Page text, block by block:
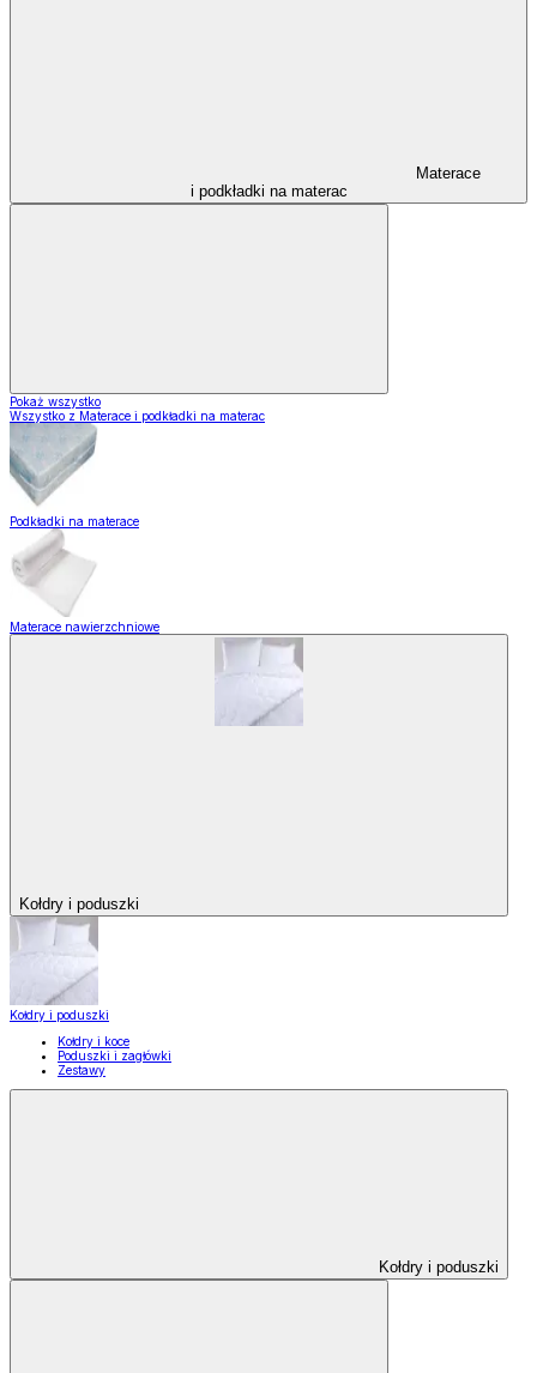
Materace
i podkładki na materac
Pokaż wszystko
Wszystko z Materace i podkładki na materac
Podkładki na materace
Materace nawierzchniowe
Kołdry i poduszki
Kołdry i poduszki
Kołdry i koce
Poduszki i zagłówki
Zestawy
Kołdry i poduszki